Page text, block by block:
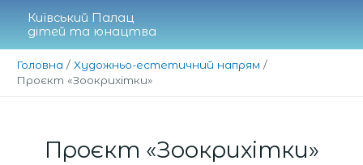
вмісту
Київський Палац
дітей та юнацтва
Головна
Художньо-естетичний напрям
Проєкт «Зоокрихітки»
Проєкт «Зоокрихітки»